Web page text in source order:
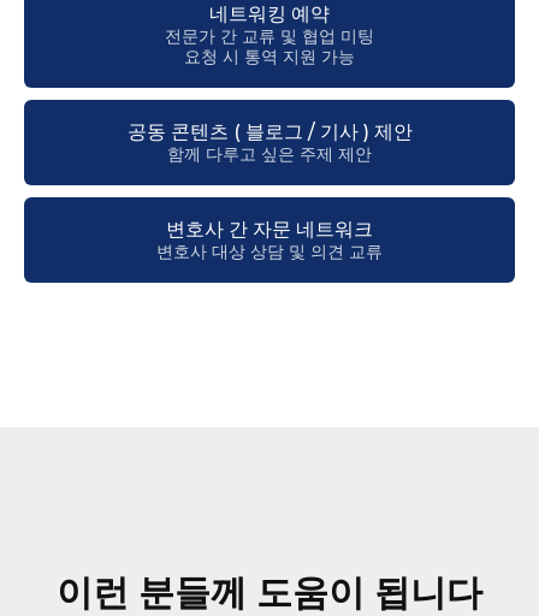
네트워킹 예약
전문가 간 교류 및 협업 미팅
요청 시 통역 지원 가능
공동 콘텐츠 ( 블로그 / 기사 ) 제안
함께 다루고 싶은 주제 제안
변호사 간 자문 네트워크
변호사 대상 상담 및 의견 교류
이런 분들께 도움이 됩니다